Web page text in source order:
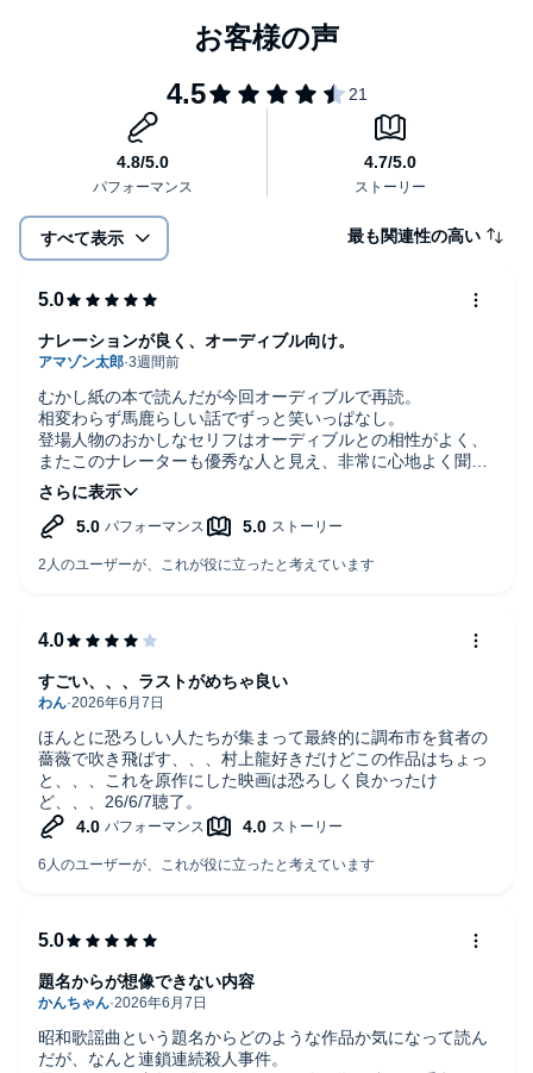
すべて表示 最も関連性の高い
むかし紙の本で読んだが今回オーディブルで再読。
相変わらず馬鹿らしい話でずっと笑いっぱなし。
登場人物のおかしなセリフはオーディブルとの相性がよく、
またこのナレーターも優秀な人と見え、非常に心地よく聞け
た。
ナレーションが良く、オーディブル向け。
ほんとに恐ろしい人たちが集まって最終的に調布市を貧者の
薔薇で吹き飛ばす、、、村上龍好きだけどこの作品はちょっ
と、、、これを原作にした映画は恐ろしく良かったけ
ど、、、26/6/7聴了。
すごい、、、ラストがめちゃ良い
昭和歌謡曲という題名からどのような作品か気になって読ん
だが、なんと連鎖連続殺人事件。
題名からが想像できない内容